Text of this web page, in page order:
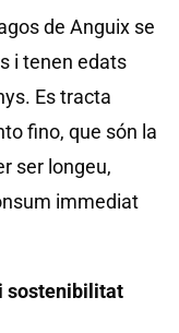
de Anguix se
i tenen edats
Es tracta
fino, que són la
ser longeu,
immediat
sostenibilitat